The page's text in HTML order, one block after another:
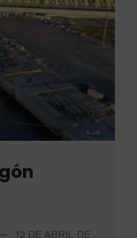
—
12 DE ABRIL DE